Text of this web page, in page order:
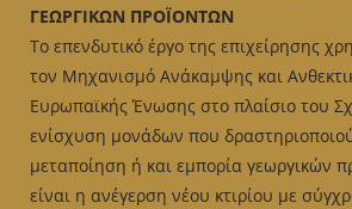
ΓΕΩΡΓΙΚΩΝ ΠΡΟΪΟΝΤΩΝ
Το επενδυτικό έργο της επιχείρησης
τον Μηχανισμό Ανάκαμψης και
Ευρωπαϊκής Ένωσης στο πλαίσιο του
ενίσχυση μονάδων που
μεταποίηση ή και εμπορία γεωργικών
είναι η ανέγερση νέου κτιρίου με